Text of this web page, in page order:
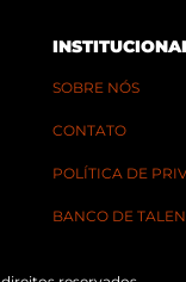
SOBRE NÓS
CONTATO
POLÍTICA DE
BANCO DE